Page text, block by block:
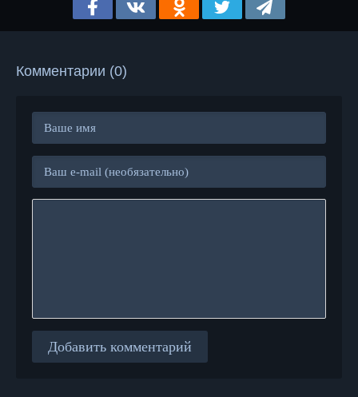
Комментарии (0)
Добавить комментарий